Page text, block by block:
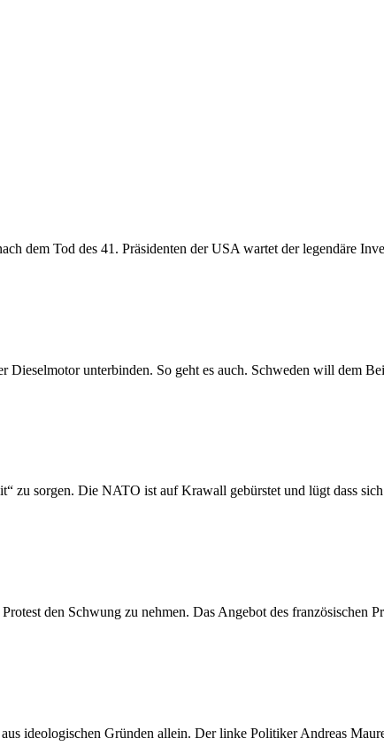
dem Tod des 41. Präsidenten der USA wartet der legendäre
unterbinden. So geht es auch. Schweden will dem
zu sorgen. Die NATO ist auf Krawall gebürstet und lügt dass
den Schwung zu nehmen. Das Angebot des französischen
ideologischen Gründen allein. Der linke Politiker Andreas